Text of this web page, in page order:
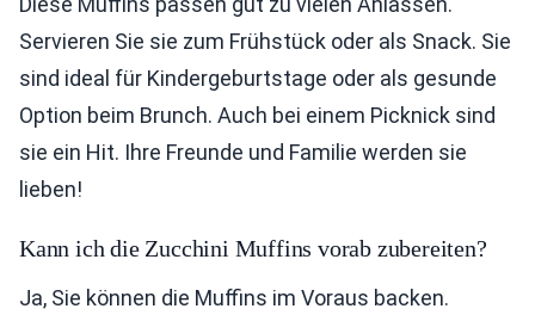
Servieren Sie sie zum Frühstück oder als Snack. Sie
sind ideal für Kindergeburtstage oder als gesunde
Option beim Brunch. Auch bei einem Picknick sind
sie ein Hit. Ihre Freunde und Familie werden sie
lieben!
Kann ich die Zucchini Muffins vorab zubereiten?
Ja, Sie können die Muffins im Voraus backen.